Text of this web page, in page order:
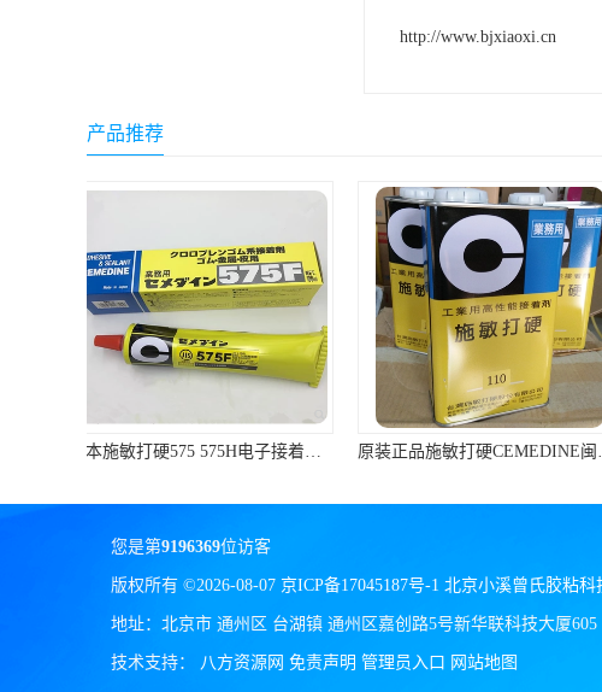
乐泰 Loctite
信越 shinetsu
道康宁Dow Corning
humiseal三防漆,1B31
http://www.bjxiaoxi.cn
产品推荐
您是第9196369位访客
版权所有 ©2026-08-07 京ICP备17045187号-1 北京小溪曾氏胶粘科
地址：北京市 通州区 台湖镇 通州区嘉创路5号新华联科技大厦605
技术支持： 八方资源网 免责声明 管理员入口 网站地图